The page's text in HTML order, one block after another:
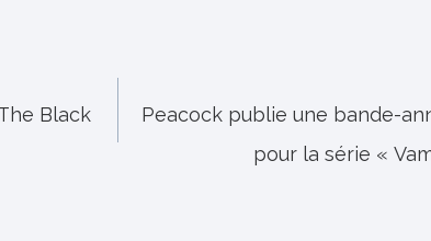
Black
Peacock publie une bande-
pour la série «